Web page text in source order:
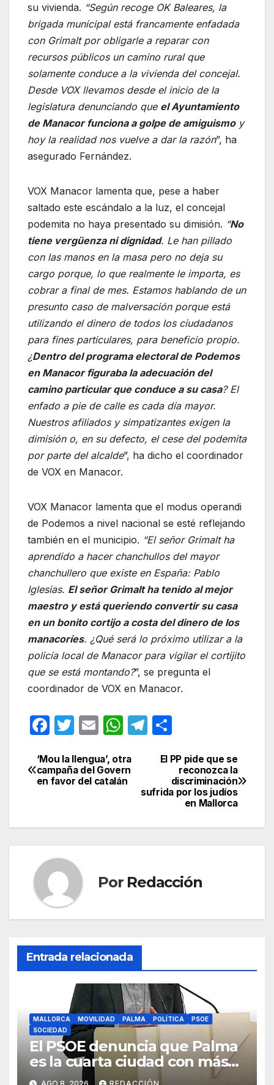
su vivienda. “Según recoge OK Baleares, la
brigada municipal está francamente enfadada
con Grimalt por obligarle a reparar con
recursos públicos un camino rural que
solamente conduce a la vivienda del concejal.
Desde VOX llevamos desde el inicio de la
legislatura denunciando que el Ayuntamiento
de Manacor funciona a golpe de amiguismoy
hoy la realidad nos vuelve a dar la razón”, ha
asegurado Fernández.
VOX Manacor lamenta que, pese a haber
saltado este escándalo a la luz, el concejal
podemita no haya presentado su dimisión. “No
tiene vergüenza ni dignidad. Le han pillado
con las manos en la masa pero no deja su
cargo porque, lo que realmente le importa, es
cobrar a final de mes. Estamos hablando de un
presunto caso de malversación porque está
utilizando el dinero de todos los ciudadanos
para fines particulares, para beneficio propio.
¿Dentro del programa electoral de Podemos
en Manacor figuraba la adecuación del
camino particular que conduce a su casa? El
enfado a pie de calle es cada día mayor.
Nuestros afiliados y simpatizantes exigen la
dimisión o, en su defecto, el cese del podemita
por parte del alcalde”, ha dicho el coordinador
de VOX en Manacor.
VOX Manacor lamenta que el modus operandi
de Podemos a nivel nacional se esté reflejando
también en el municipio. “El señor Grimalt ha
aprendido a hacer chanchullos del mayor
chanchullero que existe en España: Pablo
Iglesias. El señor Grimalt ha tenido al mejor
maestro y está queriendo convertir su casa
en un bonito cortijo a costa del dinero de los
manacoríes. ¿Qué será lo próximo utilizar a la
policía local de Manacor para vigilar el cortijito
que se está montando?”, se pregunta el
coordinador de VOX en Manacor.
F
c
e
o
k
T
itt
er
E
ail
W
at
s
p
T
gr
a
m
m
p
ar
tir
Navegación
de
El PP pide que se
reconozca la
discriminación
sufrida por los judíos
en Mallorca
‘Mou la llengua’, otra
campaña del Govern
en favor del catalán
Por Redacción
Entrada relacionada
MALLORCA MOVILIDAD PALMA POLÍTICA
PSOE
SOCIEDAD
El PSOE denuncia que Palma
es la cuarta ciudad con más
atascos por el «fracaso» de
AGO 8, 2026 REDACCIÓN